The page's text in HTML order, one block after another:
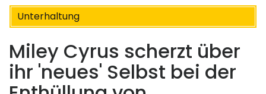
Unterhaltung
Miley Cyrus scherzt über
ihr 'neues' Selbst bei der